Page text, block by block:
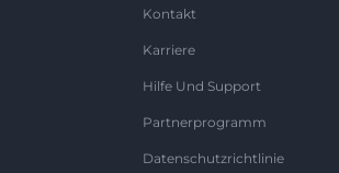
Kontakt
Karriere
Hilfe Und Support
Partnerprogramm
Datenschutzrichtlinie